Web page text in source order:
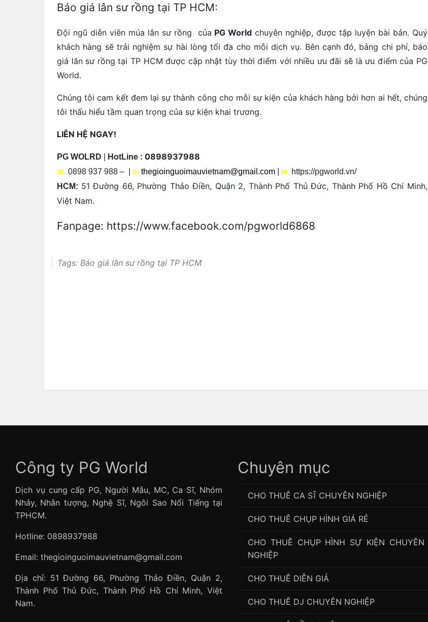
Báo giá lân sư rồng tại TP HCM:
Đội ngũ diễn viên múa lân sư rồng của PG World chuyên nghiệp, được tập luyện bài bản. Quý
khách hàng sẽ trải nghiệm sự hài lòng tối đa cho mỗi dịch vụ. Bên cạnh đó, bảng chi phí, báo
giá lân sư rồng tại TP HCM được cập nhật tùy thời điểm với nhiều ưu đãi sẽ là ưu điểm của PG
World.
Chúng tôi cam kết đem lại sự thành công cho mỗi sự kiện của khách hàng bởi hơn ai hết, chúng
tôi thấu hiểu tầm quan trọng của sự kiện khai trương.
LIÊN HỆ NGAY!
PG WOLRD HotLine : 0898937988
m. 0898 937 988 – | e. thegioinguoimauvietnam@gmail.com w. https://pgworld.vn/
HCM: 51 Đường 66, Phường Thảo Điền, Quận 2, Thành Phố Thủ Đức, Thành Phố Hồ Chí Minh,
Việt Nam.
Fanpage: https://www.facebook.com/pgworld6868
Tags: Báo giá lân sư rồng tại TP HCM
Công ty PG World
Dịch vụ cung cấp PG, Người Mẫu, MC, Ca Sĩ, Nhóm
Nhảy, Nhân tượng, Nghệ Sĩ, Ngôi Sao Nổi Tiếng tại
TPHCM.
Hotline: 0898937988
Email: thegioinguoimauvietnam@gmail.com
Địa chỉ: 51 Đường 66, Phường Thảo Điền, Quận 2,
Thành Phố Thủ Đức, Thành Phố Hồ Chí Minh, Việt
Nam.
Chuyên mục
CHO THUÊ CA SĨ CHUYÊN NGHIỆP
CHO THUÊ CHỤP HÌNH GIÁ RẺ
CHO THUÊ CHỤP HÌNH SỰ KIỆN CHUYÊN
NGHIỆP
CHO THUÊ DIỄN GIẢ
CHO THUÊ DJ CHUYÊN NGHIỆP